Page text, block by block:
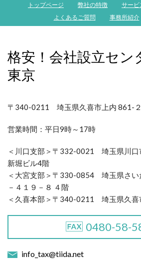
トップページ 弊社の特徴 サービ
よくあるご質問
事務所紹介
格安！会社設立セン
東京
〒340-0211 埼玉県久喜市上内 861-２
営業時間： 平日9時～17時
＜川口支部＞〒332-0021 埼玉県川口
新堀ビル4階
＜大宮支部＞〒330-0854 埼玉県さい
－４１９－８ ４階
＜久喜本部＞〒340-0211 埼玉県久喜
0480-58-
info_tax@tiida.net